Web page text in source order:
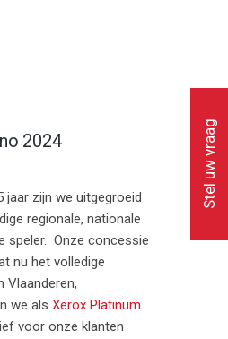
2024
jaar zijn we uitgegroeid
regionale, nationale
speler. Onze concessie
nu het volledige
Vlaanderen,
we als Xerox Platinum
voor onze klanten
Stel uw vraag